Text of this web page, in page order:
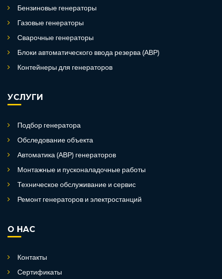
Бензиновые генераторы
Газовые генераторы
Сварочные генераторы
Блоки автоматического ввода резерва (АВР)
Контейнеры для генераторов
УСЛУГИ
Подбор генератора
Обследование объекта
Автоматика (АВР) генераторов
Монтажные и пусконаладочные работы
Техническое обслуживание и сервис
Ремонт генераторов и электростанций
О НАС
Контакты
Сертификаты